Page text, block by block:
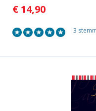
€ 14,90
3